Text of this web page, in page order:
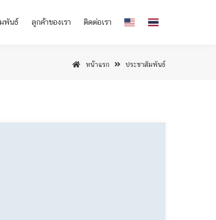
พันธ์ ลูกค้าของเรา ติดต่อเรา
หน้าแรก ประชาสัมพันธ์